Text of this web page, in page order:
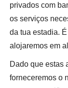
privados com
os serviços
da tua estadia.
alojaremos em
Dado que estas
forneceremos o